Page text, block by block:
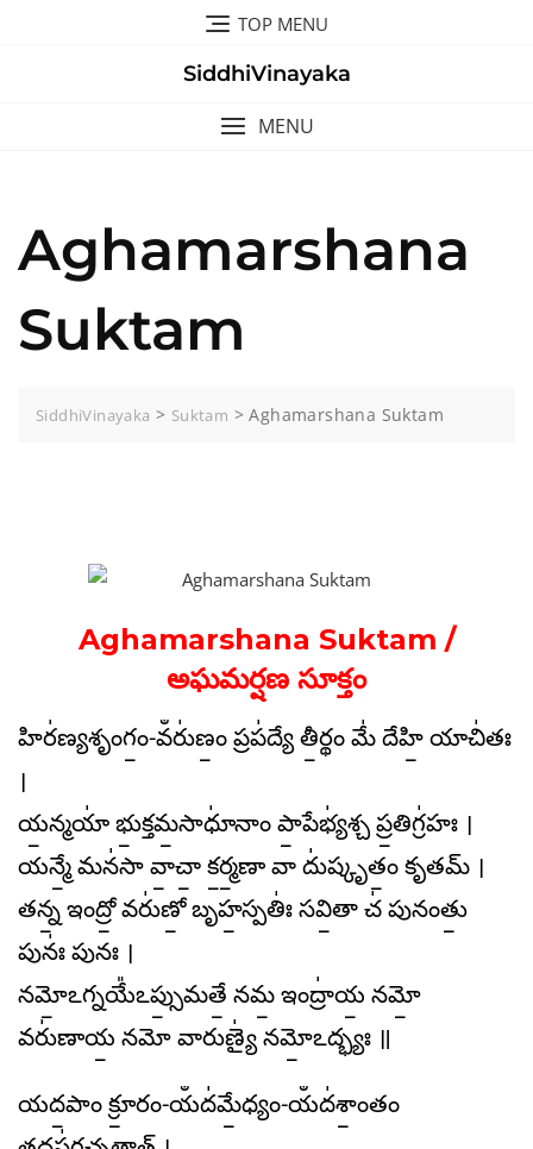
TOP MENU
SiddhiVinayaka
MENU
Aghamarshana
Suktam
SiddhiVinayaka > Suktam >Aghamarshana Suktam
Aghamarshana Suktam /
అఘమర్షణ సూక్తం
హిర॑ణ్యశృంగం॒-వఀరు॑ణం॒ ప్రప॑ద్యే తీ॒ర్థం మే॑ దేహి॒ యాచి॑తః
।
య॒న్మయా॑ భు॒క్తమ॒సాధూ॑నాం పా॒పేభ్య॑శ్చ ప్ర॒తిగ్ర॑హః ।
యన్మే॒ మన॑సా వా॒చా॒ క॒ర్మ॒ణా వా దు॑ష్కృతం॒ కృతమ్ ।
తన్న॒ ఇంద్రో॒ వరు॑ణో॒ బృహ॒స్పతిః॑ సవి॒తా చ॑ పునంతు॒
పునః॑ పునః ।
నమో॒ఽగ్నయే᳚ఽప్సు॒మతే॒ నమ॒ ఇంద్రా॑య॒ నమో॒
వరు॑ణాయ॒ నమో వారుణ్యై॑ నమో॒ఽద్భ్యః ॥
యద॒పాం క్రూ॒రం-యఀద॑మే॒ధ్యం-యఀద॑శాం॒తం